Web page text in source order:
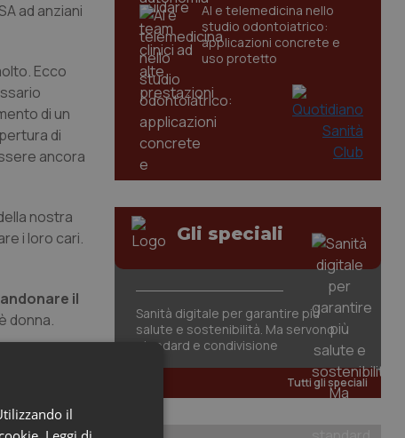
ad anziani
Ecco
di un
di
ancora
nostra
i loro cari.
il
donna.
AI e telemedicina nello
studio odontoiatrico:
applicazioni concrete e
uso protetto
Gli speciali
Sanità digitale per garantire più
salute e sostenibilità. Ma servono
standard e condivisione
Tutti gli speciali
il